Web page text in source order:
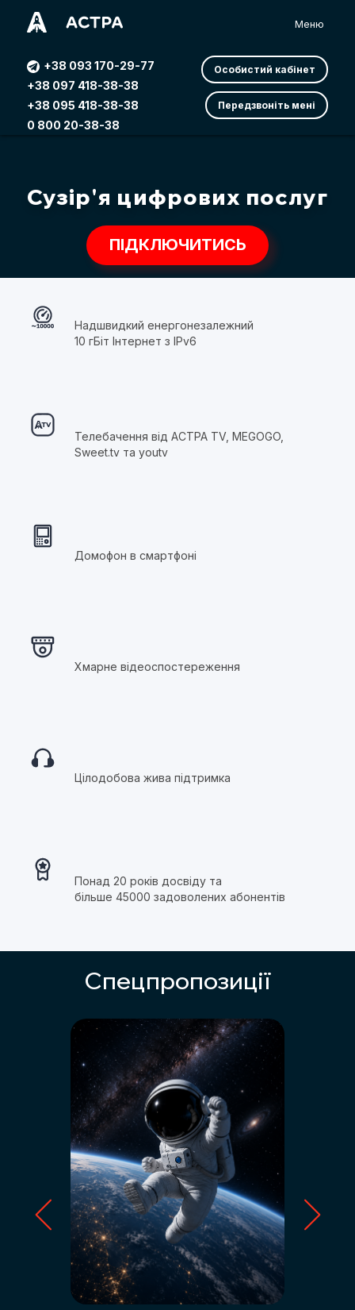
Меню
Особистий кабінет
Передзвоніть мені
+38 093 170-29-77
+38 097 418-38-38
+38 095 418-38-38
0 800 20-38-38
Сузір'я цифрових послуг
ПІДКЛЮЧИТИСЬ
Надшвидкий енергонезалежний
10 гБіт Інтернет з IPv6
Телебачення від АСТРА TV, MEGOGO,
Sweet.tv та youtv
Домофон в смартфоні
Хмарне відеоспостереження
Цілодобова жива підтримка
Понад 20 років досвіду та
більше 45000 задоволених абонентів
Спецпропозиції